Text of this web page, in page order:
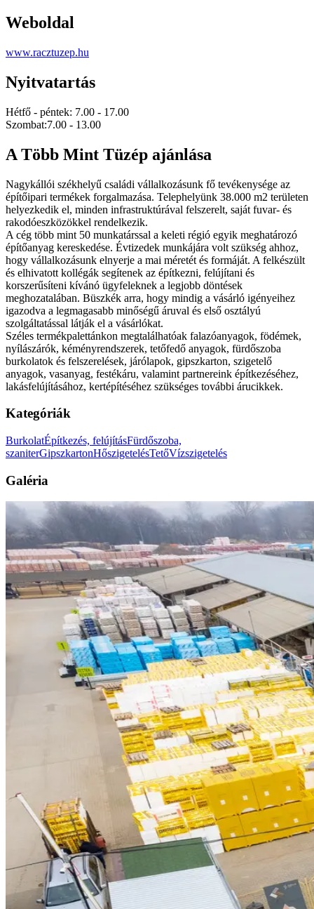
Weboldal
www.racztuzep.hu
Nyitvatartás
Hétfő - péntek: 7.00 - 17.00
Szombat:7.00 - 13.00
A Több Mint Tüzép ajánlása
Nagykállói székhelyű családi vállalkozásunk fő tevékenysége az
építőipari termékek forgalmazása. Telephelyünk 38.000 m2 területen
helyezkedik el, minden infrastruktúrával felszerelt, saját fuvar- és
rakodóeszközökkel rendelkezik.
A cég több mint 50 munkatárssal a keleti régió egyik meghatározó
építőanyag kereskedése. Évtizedek munkájára volt szükség ahhoz,
hogy vállalkozásunk elnyerje a mai méretét és formáját. A felkészült
és elhivatott kollégák segítenek az építkezni, felújítani és
korszerűsíteni kívánó ügyfeleknek a legjobb döntések
meghozatalában. Büszkék arra, hogy mindig a vásárló igényeihez
igazodva a legmagasabb minőségű áruval és első osztályú
szolgáltatással látják el a vásárlókat.
Széles termékpalettánkon megtalálhatóak falazóanyagok, födémek,
nyílászárók, kéményrendszerek, tetőfedő anyagok, fürdőszoba
burkolatok és felszerelések, járólapok, gipszkarton, szigetelő
anyagok, vasanyag, festékáru, valamint partnereink építkezéséhez,
lakásfelújításához, kertépítéséhez szükséges további árucikkek.
Kategóriák
BurkolatÉpítkezés, felújításFürdőszoba,
szaniterGipszkartonHőszigetelésTetőVízszigetelés
Galéria